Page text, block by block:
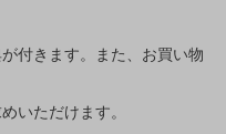
付きます。また、お買い物
いただけます。